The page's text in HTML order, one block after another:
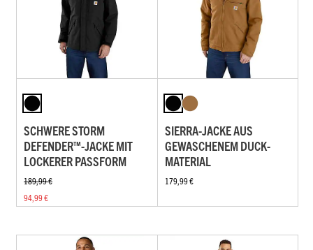
SCHWERE STORM
DEFENDER™-JACKE MIT
LOCKERER PASSFORM
189,99 €
94,99 €
SIERRA-JACKE AUS
GEWASCHENEM DUCK-
MATERIAL
179,99 €